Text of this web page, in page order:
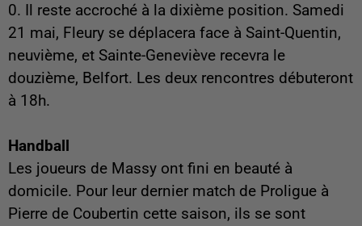
0. Il reste accroché à la dixième position. Samedi
21 mai, Fleury se déplacera face à Saint-Quentin,
neuvième, et Sainte-Geneviève recevra le
douzième, Belfort. Les deux rencontres débuteront
à 18h.
Handball
Les joueurs de Massy ont fini en beauté à
domicile. Pour leur dernier match de Proligue à
Pierre de Coubertin cette saison, ils se sont